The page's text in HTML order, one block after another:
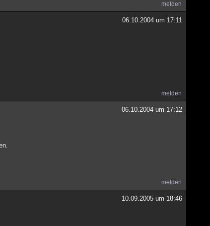
melden
06.10.2004 um 17:11
melden
06.10.2004 um 17:12
melden
10.09.2005 um 18:46